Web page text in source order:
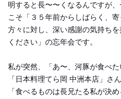
明すると長〜〜くなるんですが
こそ「３５年前からしばらく、
方々に対し、深い感謝の気持ち
ください」の忘年会です。
私が突然、「あ〜、河豚が食べ
「日本料理てら岡 中洲本店」さ
「食べるものは長兄たる私が決